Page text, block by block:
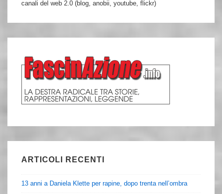
canali del web 2.0 (blog, anobii, youtube, flickr)
ARTICOLI RECENTI
13 anni a Daniela Klette per rapine, dopo trenta nell’ombra